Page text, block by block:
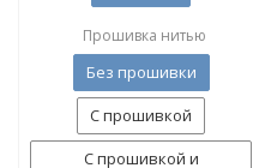
Прошивка нитью
Без прошивки
С прошивкой
С прошивкой и